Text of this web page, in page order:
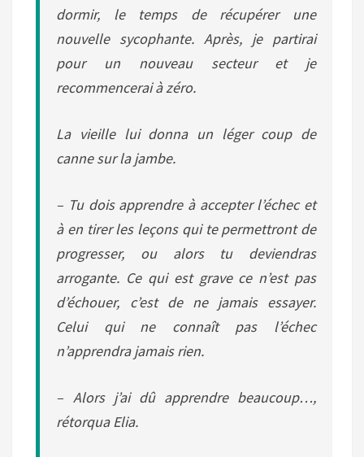
dormir, le temps de récupérer une
nouvelle sycophante. Après, je partirai
pour un nouveau secteur et je
recommencerai à zéro.
La vieille lui donna un léger coup de
canne sur la jambe.
– Tu dois apprendre à accepter l’échec et
à en tirer les leçons qui te permettront de
progresser, ou alors tu deviendras
arrogante. Ce qui est grave ce n’est pas
d’échouer, c’est de ne jamais essayer.
Celui qui ne connaît pas l’échec
n’apprendra jamais rien.
– Alors j’ai dû apprendre beaucoup…,
rétorqua Elia.